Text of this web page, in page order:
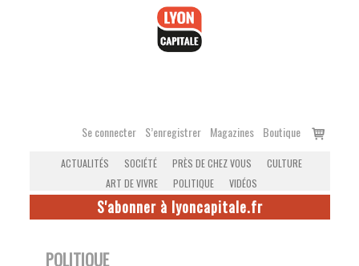
Se connecter S’enregistrer Magazines Boutique
Voir
ACTUALITÉS SOCIÉTÉ PRÈS DE CHEZ VOUS
CULTURE
ART DE VIVRE
POLITIQUE VIDÉOS
S'abonner à lyoncapitale.fr
POLITIQUE